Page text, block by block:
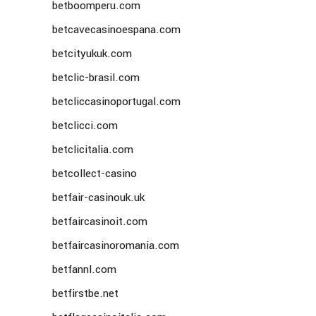
betboomperu.com
betcavecasinoespana.com
betcityukuk.com
betclic-brasil.com
betcliccasinoportugal.com
betclicci.com
betclicitalia.com
betcollect-casino
betfair-casinouk.uk
betfaircasinoit.com
betfaircasinoromania.com
betfannl.com
betfirstbe.net